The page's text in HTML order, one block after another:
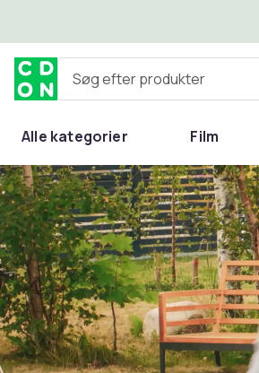
Søg efter produkter
Alle kategorier Film
Hjem & have